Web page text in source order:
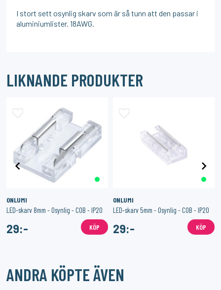
I stort sett osynlig skarv som är så tunn att den passar i
aluminiumlister. 18AWG.
LIKNANDE PRODUKTER
ONLUMI
LED-skarv 8mm - Osynlig - COB - IP20
29:- KÖP
ONLUMI
LED-skarv 5mm - Osynlig - COB - IP20
29:- KÖP
ANDRA KÖPTE ÄVEN